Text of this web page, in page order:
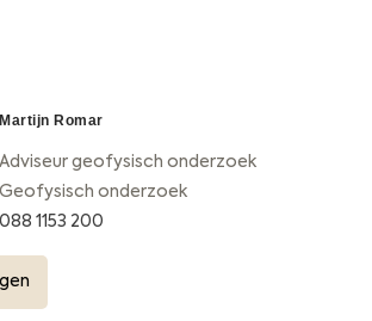
Martijn Romar
Adviseur geofysisch onderzoek
Geofysisch onderzoek
088 1153 200